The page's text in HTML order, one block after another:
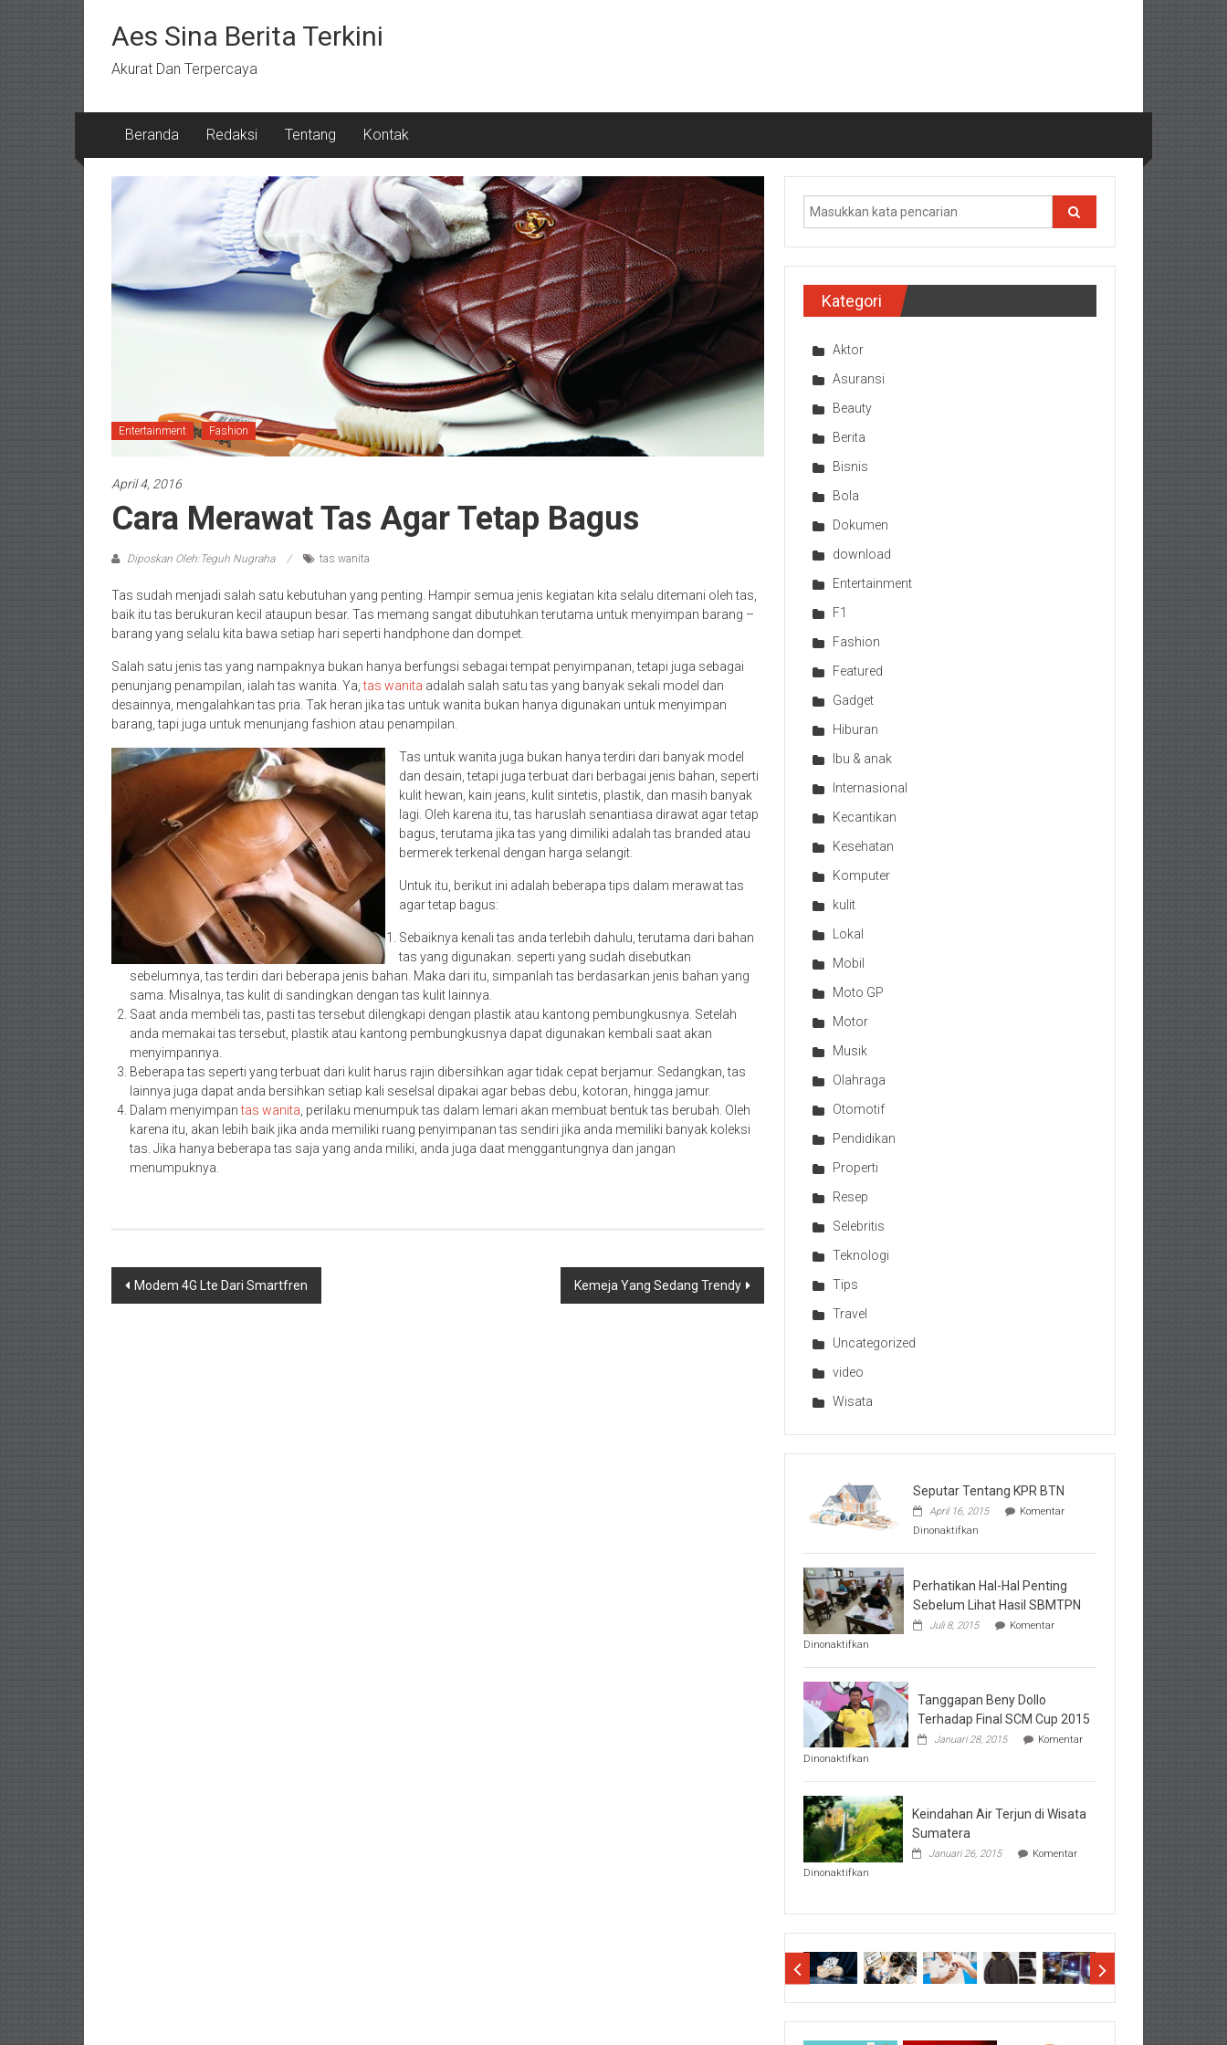
kontenAes Sina Berita Terkini
Akurat Dan Terpercaya
Beranda Redaksi Tentang Kontak
Entertainment Fashion
April 4, 2016
Cara Merawat Tas Agar Tetap Bagus
Diposkan Oleh:Teguh Nugraha tas wanita
Tas sudah menjadi salah satu kebutuhan yang penting. Hampir semua jenis kegiatan kita selalu ditemani oleh tas,
baik itu tas berukuran kecil ataupun besar. Tas memang sangat dibutuhkan terutama untuk menyimpan barang –
barang yang selalu kita bawa setiap hari seperti handphone dan dompet.
Salah satu jenis tas yang nampaknya bukan hanya berfungsi sebagai tempat penyimpanan, tetapi juga sebagai
penunjang penampilan, ialah tas wanita. Ya,tas wanita adalah salah satu tas yang banyak sekali model dan
desainnya, mengalahkan tas pria. Tak heran jika tas untuk wanita bukan hanya digunakan untuk menyimpan
barang, tapi juga untuk menunjang fashion atau penampilan.
Tas untuk wanita juga bukan hanya terdiri dari banyak model
dan desain, tetapi juga terbuat dari berbagai jenis bahan, seperti
kulit hewan, kain jeans, kulit sintetis, plastik, dan masih banyak
lagi. Oleh karena itu, tas haruslah senantiasa dirawat agar tetap
bagus, terutama jika tas yang dimiliki adalah tas branded atau
bermerek terkenal dengan harga selangit.
Untuk itu, berikut ini adalah beberapa tips dalam merawat tas
agar tetap bagus:
Sebaiknya kenali tas anda terlebih dahulu, terutama dari bahan
tas yang digunakan. seperti yang sudah disebutkan
sebelumnya, tas terdiri dari beberapa jenis bahan. Maka dari itu, simpanlah tas berdasarkan jenis bahan yang
sama. Misalnya, tas kulit di sandingkan dengan tas kulit lainnya.
Saat anda membeli tas, pasti tas tersebut dilengkapi dengan plastik atau kantong pembungkusnya. Setelah
anda memakai tas tersebut, plastik atau kantong pembungkusnya dapat digunakan kembali saat akan
menyimpannya.
Beberapa tas seperti yang terbuat dari kulit harus rajin dibersihkan agar tidak cepat berjamur. Sedangkan, tas
lainnya juga dapat anda bersihkan setiap kali seselsaI dipakai agar bebas debu, kotoran, hingga jamur.
Dalam menyimpantas wanita, perilaku menumpuk tas dalam lemari akan membuat bentuk tas berubah. Oleh
karena itu, akan lebih baik jika anda memiliki ruang penyimpanan tas sendiri jika anda memiliki banyak koleksi
tas. Jika hanya beberapa tas saja yang anda miliki, anda juga daat menggantungnya dan jangan
menumpuknya.
Navigasi
Modem 4G Lte Dari Smartfren Kemeja Yang Sedang Trendy
Kategori
Aktor
Asuransi
Beauty
Berita
Bisnis
Bola
Dokumen
download
Entertainment
F1
Fashion
Featured
Gadget
Hiburan
Ibu & anak
Internasional
Kecantikan
Kesehatan
Komputer
kulit
Lokal
Mobil
Moto GP
Motor
Musik
Olahraga
Otomotif
Pendidikan
Properti
Resep
Selebritis
Teknologi
Tips
Travel
Uncategorized
video
Wisata
Seputar Tentang KPR BTN
April 16, 2015
Komentar
Dinonaktifkan
Tentang
BTN
Perhatikan Hal-Hal Penting
Sebelum Lihat Hasil SBMTPN
Juli 8, 2015
Komentar
Dinonaktifkan
Hal-
Hal
Penting
Sebelum
Lihat
Hasil
Tanggapan Beny Dollo
Terhadap Final SCM Cup 2015
Januari 28, 2015
Komentar
Dinonaktifkan
Beny
Dollo
Terhadap
Final
SCM
Cup
Keindahan Air Terjun di Wisata
Sumatera
Januari 26, 2015
Komentar
Dinonaktifkan
Terjun
Sumatera